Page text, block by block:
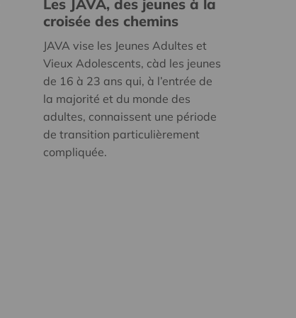
Les JAVA, des jeunes à la
croisée des chemins
JAVA vise les Jeunes Adultes et
Vieux Adolescents, càd les jeunes
de 16 à 23 ans qui, à l’entrée de
la majorité et du monde des
adultes, connaissent une période
de transition particulièrement
compliquée.